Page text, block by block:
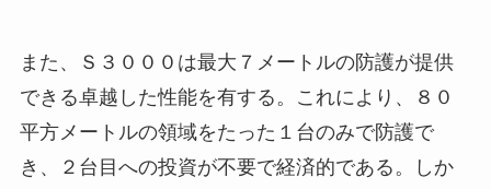
また、Ｓ３０００は最大７メートルの防護が提供
できる卓越した性能を有する。これにより、８０
平方メートルの領域をたった１台のみで防護で
き、２台目への投資が不要で経済的である。しか